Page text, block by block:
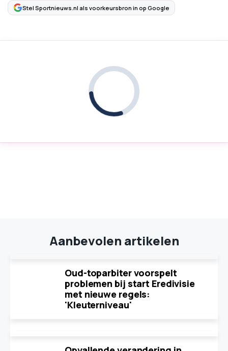
Stel Sportnieuws.nl als voorkeursbron in op Google
Aanbevolen artikelen
Oud-toparbiter voorspelt
problemen bij start Eredivisie
met nieuwe regels:
'Kleuterniveau'